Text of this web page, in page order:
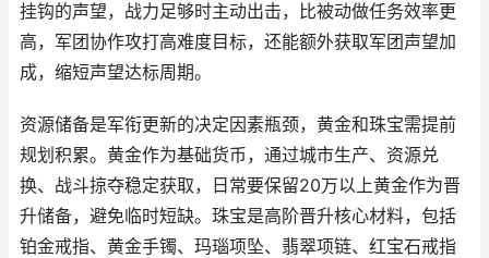
挂钩的声望，战力足够时主动出击，比被动做任务效率更
高，军团协作攻打高难度目标，还能额外获取军团声望加
成，缩短声望达标周期。
资源储备是军衔更新的决定因素瓶颈，黄金和珠宝需提前
规划积累。黄金作为基础货币，通过城市生产、资源兑
换、战斗掠夺稳定获取，日常要保留20万以上黄金作为晋
升储备，避免临时短缺。珠宝是高阶晋升核心材料，包括
铂金戒指、黄金手镯、玛瑙项坠、翡翠项链、红宝石戒指